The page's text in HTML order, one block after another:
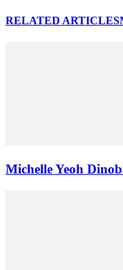
RELATED ARTICLES
Michelle Yeoh